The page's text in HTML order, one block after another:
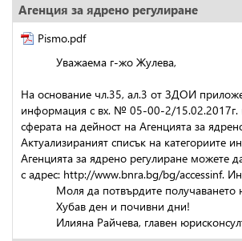
Агенция за ядрено регулиране
Pismo.pdf
Уважаема г-жо Жулева,
На основание чл.35, ал.3 от ЗДОИ
информация с вх. № 05-00-2/15.02.2017г.
сферата на дейност на Агенцията за
Актуализираният списък на категориите
Агенцията за ядрено регулиране можете
с адрес: http://www.bnra.bg/bg/accessinf.
Моля да потвърдите получаването
Хубав ден и почивни дни!
Илияна Райчева, главен